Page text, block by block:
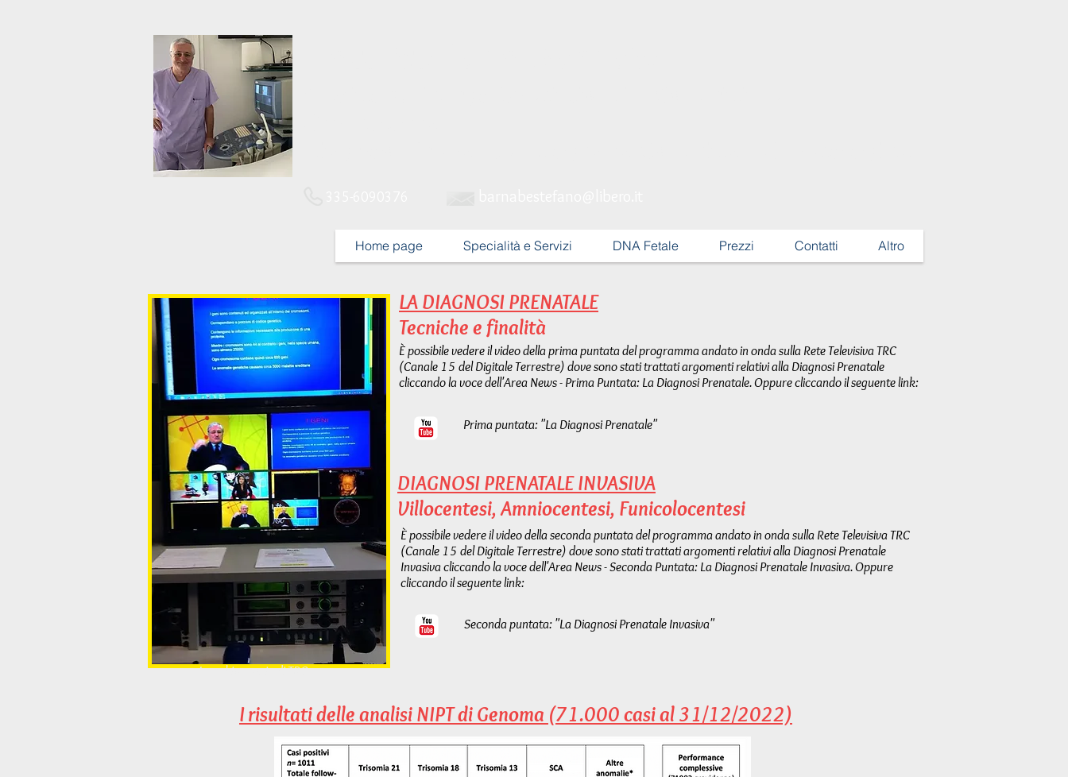
Home page Specialità e Servizi DNA Fetale Prezzi Contatti Altro
La cabina regia di TRC
LA DIAGNOSI PRENATALE
Tecniche e finalità
È possibile vedere il video della prima puntata del programma andato in onda sulla Rete Televisiva TRC
(Canale 15 del Digitale Terrestre) dove sono stati trattati argomenti relativi alla Diagnosi Prenatale
cliccando la voce dell'Area News - Prima Puntata: La Diagnosi Prenatale. Oppure cliccando il seguente link:
Prima puntata: "La Diagnosi Prenatale"
DIAGNOSI PRENATALE INVASIVA
Villocentesi, Amniocentesi, Funicolocentesi
È possibile vedere il video della seconda puntata del programma andato in onda sulla Rete Televisiva TRC
(Canale 15 del Digitale Terrestre) dove sono stati trattati argomenti relativi alla Diagnosi Prenatale
Invasiva cliccando la voce dell'Area News - Seconda Puntata: La Diagnosi Prenatale Invasiva. Oppure
cliccando il seguente link:
Seconda puntata: "La Diagnosi Prenatale Invasiva"
I risultati delle analisi NIPT di Genoma (71.000 casi al 31/12/2022)